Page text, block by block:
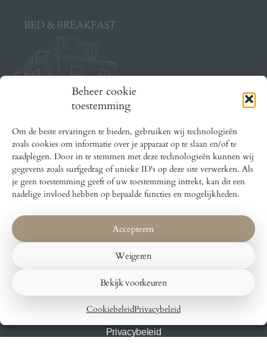
Beheer cookie
toestemming
Om de beste ervaringen te bieden, gebruiken wij technologieën
zoals cookies om informatie over je apparaat op te slaan en/of te
raadplegen. Door in te stemmen met deze technologieën kunnen wij
gegevens zoals surfgedrag of unieke ID's op deze site verwerken. Als
je geen toestemming geeft of uw toestemming intrekt, kan dit een
nadelige invloed hebben op bepaalde functies en mogelijkheden.
Accepteren
Weigeren
Bekijk voorkeuren
CookiebeleidPrivacybeleid
Bed and Breakfast Lokaal Wadway
Wadway 31
1715GX Spanbroek
Lokaal 1
Lokaal 2
Contact
Cookiebeleid
Privacybeleid